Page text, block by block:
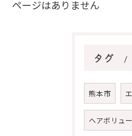
ページはありません
タグ
熊本市
ヘアボリュ